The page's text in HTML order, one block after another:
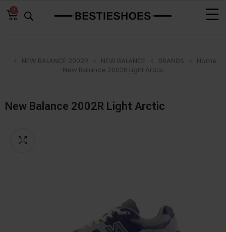
0
Home
BRANDS
NEW BALANCE
NEW BALANCE 2002R
New Balance 2002R Light Arctic
New Balance 2002R Light Arctic